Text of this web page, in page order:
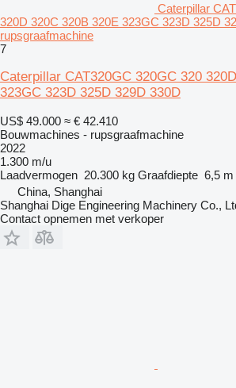
Caterpillar
320D 320C 320B 320E 323GC 323D 325D
rupsgraafmachine
7
Caterpillar CAT320GC 320GC 320
323GC 323D 325D 329D 330D
US$ 49.000 ≈ € 42.410
Bouwmachines - rupsgraafmachine
2022
1.300 m/u
Laadvermogen 20.300 kg Graafdiepte 6,5 m
China, Shanghai
Shanghai Dige Engineering Machinery Co.,
Contact opnemen met verkoper